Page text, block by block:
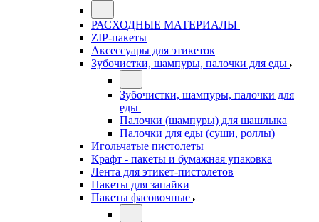
РАСХОДНЫЕ МАТЕРИАЛЫ
ZIP-пакеты
Аксессуары для этикеток
Зубочистки, шампуры, палочки для еды
Зубочистки, шампуры, палочки для
еды
Палочки (шампуры) для шашлыка
Палочки для еды (суши, роллы)
Игольчатые пистолеты
Крафт - пакеты и бумажная упаковка
Лента для этикет-пистолетов
Пакеты для запайки
Пакеты фасовочные